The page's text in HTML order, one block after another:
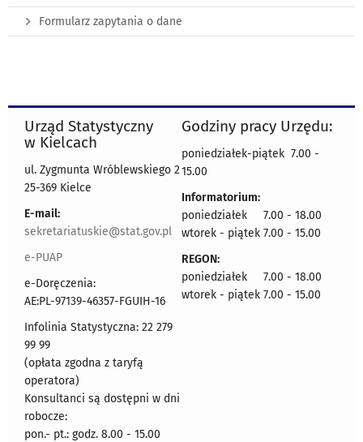
Formularz zapytania o dane
Urząd Statystyczny
w Kielcach
ul. Zygmunta Wróblewskiego 2
25-369 Kielce
E-mail:
sekretariatuskie@stat.gov.pl
e-PUAP
e-Doręczenia:
AE:PL-97139-46357-FGUIH-16
Infolinia Statystyczna: 22 279
99 99
(opłata zgodna z taryfą
operatora)
Konsultanci są dostępni w dni
robocze:
pon.- pt.: godz. 8.00 - 15.00
Godziny pracy Urzędu:
poniedziałek-piątek 7.00 -
15.00
Informatorium:
poniedziałek 7.00 - 18.00
wtorek - piątek 7.00 - 15.00
REGON:
poniedziałek 7.00 - 18.00
wtorek - piątek 7.00 - 15.00